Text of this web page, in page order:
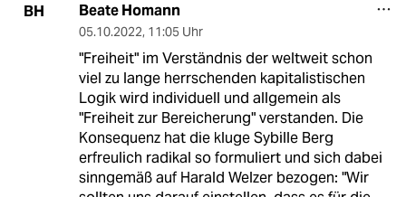
BH Beate Homann
05.10.2022, 11:05 Uhr
"Freiheit" im Verständnis der weltweit schon
viel zu lange herrschenden kapitalistischen
Logik wird individuell und allgemein als
"Freiheit zur Bereicherung" verstanden. Die
Konsequenz hat die kluge Sybille Berg
erfreulich radikal so formuliert und sich dabei
sinngemäß auf Harald Welzer bezogen: "Wir